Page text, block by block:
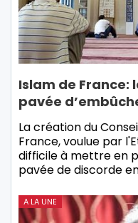
Islam de France:
pavée
La création du
France, voulue par
difficile à mettre en
pavée de discorde
A LA UNE